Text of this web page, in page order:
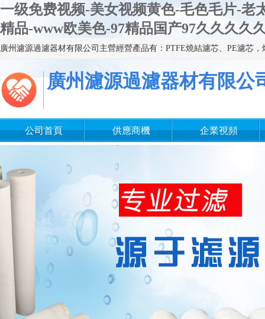
一级免费视频-美女视频黄色-毛色毛片-老
精品-www欧美色-97精品国产97久久久久
廣州濾源過濾器材有限公
公司首頁 供應商機 企業視頻